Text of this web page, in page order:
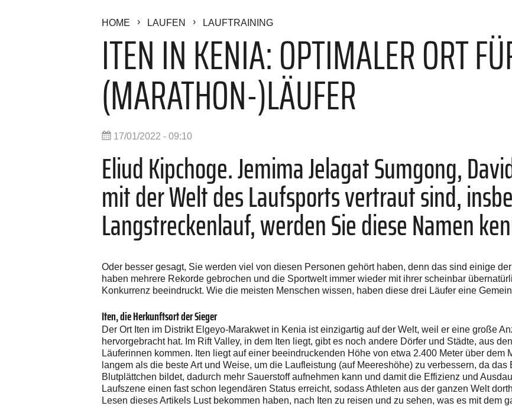
HOME LAUFEN LAUFTRAINING
ITEN IN KENIA: OPTIMALER ORT
(MARATHON-)LÄUFER
17/01/2022 - 09:10
Eliud Kipchoge.Jemima Jelagat Sumgong,
mit der Welt des Laufsports vertraut sind,
Langstreckenlauf, werden Sie diese Namen
Oder besser gesagt, Sie werden viel von diesen Personen gehört haben, denn das sind einige
haben mehrere Rekorde gebrochen und die Sportwelt immer wieder mit ihrer scheinbar
Konkurrenz beeindruckt. Wie die meisten Menschen wissen, haben diese drei Läufer eine
Iten, die Herkunftsort der Sieger
Der Ort Iten im Distrikt Elgeyo-Marakwet in Kenia ist einzigartig auf der Welt, weil er eine große
hervorgebracht hat. Im Rift Valley, in dem Iten liegt, gibt es noch andere Dörfer und Städte, aus
Läuferinnen kommen. Iten liegt auf einer beeindruckenden Höhe von etwa 2.400 Meter über dem
langem als die beste Art und Weise, um die Laufleistung (auf Meereshöhe) zu verbessern, da
Blutplättchen bildet, dadurch mehr Sauerstoff aufnehmen kann und damit die Effizienz und
Laufszene einen fast schon legendären Status erreicht, sodass Athleten aus der ganzen Welt
Lesen dieses Artikels Lust bekommen haben, nach Iten zu reisen und zu sehen, was es mit dem